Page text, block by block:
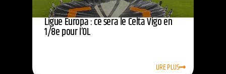
Ligue Europa : ce sera le Celta Vigo en
1/8e pour l’OL
LIRE PLUS